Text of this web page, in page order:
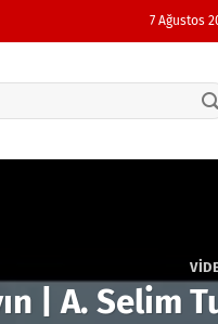
7 Ağustos
| A. Selim